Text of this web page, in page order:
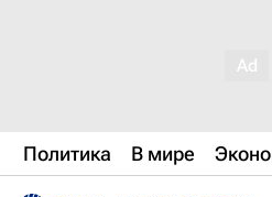
Политика В мире